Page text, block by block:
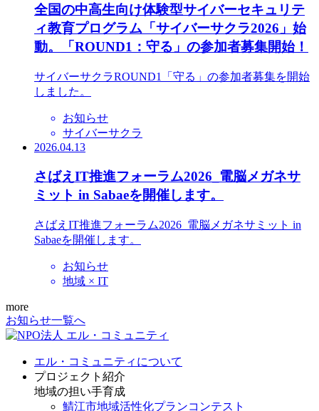
全国の中高生向け体験型サイバーセキュリテ
ィ教育プログラム「サイバーサクラ2026」始
動。「ROUND1：守る」の参加者募集開始！
サイバーサクラROUND1「守る」の参加者募集を開始
しました。
お知らせ
サイバーサクラ
2026.04.13
さばえIT推進フォーラム2026_電脳メガネサ
ミット in Sabaeを開催します。
さばえIT推進フォーラム2026_電脳メガネサミット in
Sabaeを開催します。
お知らせ
地域 × IT
more
お知らせ一覧へ
エル・コミュニティについて
プロジェクト紹介
地域の担い手育成
鯖江市地域活性化プランコンテスト